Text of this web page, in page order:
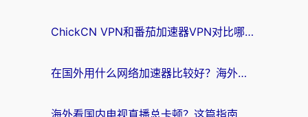
ChickCN VPN和番茄加速器VPN对比哪个回国效果更好？海外党亲测后的真实答案
在国外用什么网络加速器比较好？海外党亲测：从痛点到解决方案的全攻略